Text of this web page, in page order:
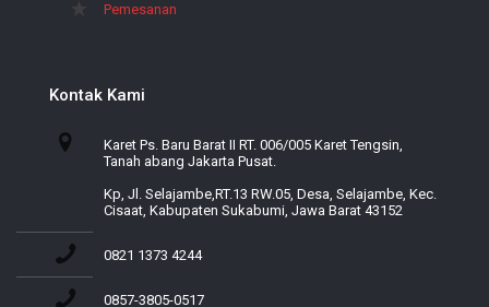
Pemesanan
Kontak Kami
Karet Ps. Baru Barat II RT. 006/005 Karet Tengsin,
Tanah abang Jakarta Pusat.
Kp, Jl. Selajambe,RT.13 RW.05, Desa, Selajambe, Kec.
Cisaat, Kabupaten Sukabumi, Jawa Barat 43152
0821 1373 4244
0857-3805-0517